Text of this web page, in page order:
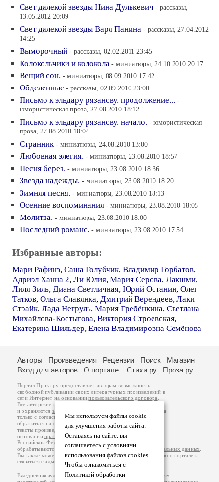
Свет далекой звезды Нина Дулькевич - рассказы,
13.05.2012 20:09
Свет далекой звезды Варя Панина - рассказы, 27.04.2012
14:25
Выморочный - рассказы, 02.02.2011 23:45
Колокольчики и колокола - миниатюры, 24.10.2010 20:17
Вещий сон. - миниатюры, 08.09.2010 17:42
Обделенные - рассказы, 02.09.2010 23:00
Письмо к эльдару рязанову. продолжение... -
юмористическая проза, 27.08.2010 18:12
Письмо к эльдару рязанову. начало. - юмористическая
проза, 27.08.2010 18:04
Странник - миниатюры, 24.08.2010 13:00
Любовная элегия. - миниатюры, 23.08.2010 18:57
Песня берез. - миниатюры, 23.08.2010 18:36
Звезда надежды. - миниатюры, 23.08.2010 18:20
Зимняя песня. - миниатюры, 23.08.2010 18:13
Осенние воспоминания - миниатюры, 23.08.2010 18:05
Молитва. - миниатюры, 23.08.2010 18:00
Последний романс. - миниатюры, 23.08.2010 17:54
Избранные авторы:
Мари Рафинэ, Саша Голубчик, Владимир Горбатов,
Адриэл Ханна 2, Ли Юлия, Мария Серова, Лакшми,
Лиля Зиль, Диана Светличная, Юрий Останин, Олег
Татков, Ольга Славянка, Дмитрий Верендеев, Лаки
Страйк, Лада Негруль, Мария Гребёнкина, Светлана
Михайлова-Костыгова, Виктория Строевская,
Екатерина Шильдер, Елена Владимировна Семёнова
Мы используем файлы cookie
для улучшения работы сайта.
Оставаясь на сайте, вы
соглашаетесь с условиями
использования файлов cookies.
Чтобы ознакомиться с
Политикой обработки
Авторы Произведения Рецензии Поиск
Магазин
Вход для авторов
О портале Стихи.ру Проза.ру
Портал Проза.ру предоставляет авторам возможность
свободной публикации своих литературных произведений в
сети Интернет на основаниипользовательского договора
Все авторские права на произведения принадлежат авторам
и охраняются законом
. Перепечатка произведений возможна
только с согласия его автора, к которому вы можете
обратиться на его авторской странице. Ответственность за
тексты произведений авторы несут самостоятельно на
основанииправил публикацииизаконодательства
Российской Федерации
обрабатываются на основанииПолитики обработки персональных данных
Вы также можете посмотреть более подробнуюинформацию о портале и
связаться с администрацией
Ежедневная аудитория портала Проза.ру – порядка 100 тысяч